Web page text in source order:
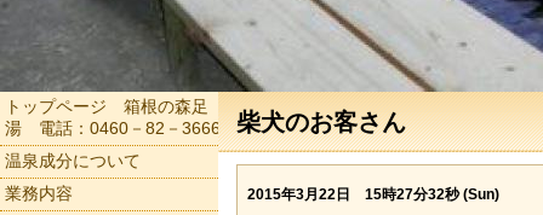
柴犬のお客さん
2015年3月22日 15時27分32秒 (Sun)
トップページ 箱根の森足
湯 電話：0460－82－3666
温泉成分について
業務内容